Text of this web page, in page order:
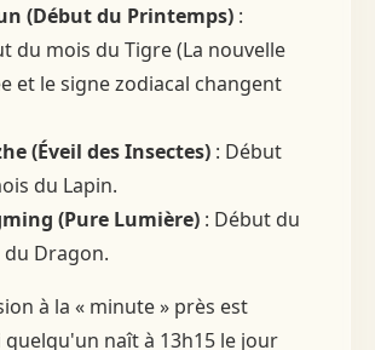
(Début du Printemps) :
du mois du Tigre (La nouvelle
et le signe zodiacal changent
(Éveil des Insectes) : Début
du Lapin.
(Pure Lumière) : Début du
du Dragon.
à la « minute » près est
quelqu'un naît à 13h15 le jour